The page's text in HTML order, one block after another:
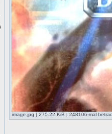
image.jpg [ 275.22 KiB | 248106-mal